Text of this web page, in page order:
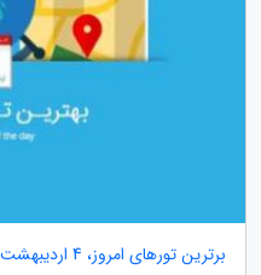
برترین تورهای امروز، 4 اردیبهشت 1395